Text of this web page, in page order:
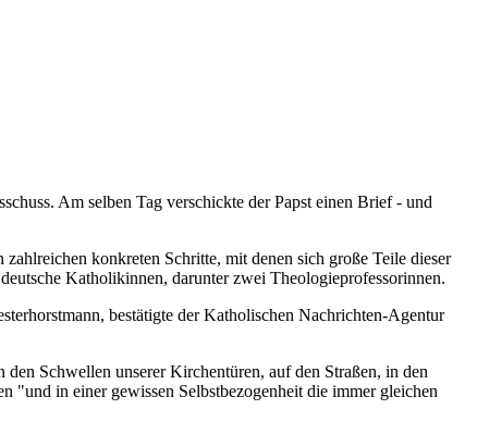
Am selben Tag verschickte der Papst einen Brief - und
konkreten Schritte, mit denen sich große Teile dieser
Katholikinnen, darunter zwei Theologieprofessorinnen.
bestätigte der Katholischen Nachrichten-Agentur
Schwellen unserer Kirchentüren, auf den Straßen, in den
"und in einer gewissen Selbstbezogenheit die immer gleichen